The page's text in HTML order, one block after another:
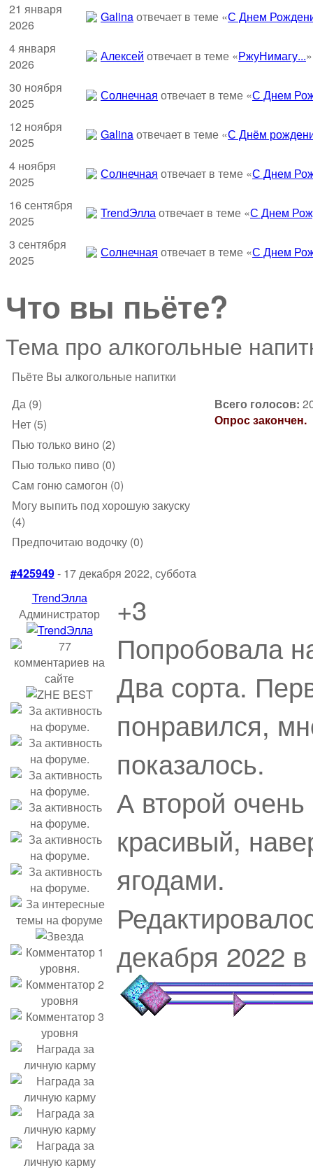
21 января
2026
Galinaотвечает в теме «С Днем
4 января
2026
Алексей отвечает в теме «РжуНимагу...
30 ноября
2025
Солнечная отвечает в теме «С Днем
12 ноября
2025
Galinaотвечает в теме «С Днём
4 ноября
2025
Солнечная отвечает в теме «С Днем
16 сентября
2025
TrendЭллаотвечает в теме «С Днем
3 сентября
2025
Солнечная отвечает в теме «С Днем
Что вы пьёте?
Тема про алкогольные
Пьёте Вы алкогольные напитки
Да (9)
Нет (5)
Пью только вино (2)
Пью только пиво (0)
Сам гоню самогон (0)
Могу выпить под хорошую закуску
(4)
Предпочитаю водочку (0)
Всего голосов:
Опрос закончен.
#425949- 17 декабря 2022, суббота
TrendЭлла
Администратор
+3
Попробовала
Два сорта.
понравился,
показалось.
А второй
красивый,
ягодами.
декабря 2022